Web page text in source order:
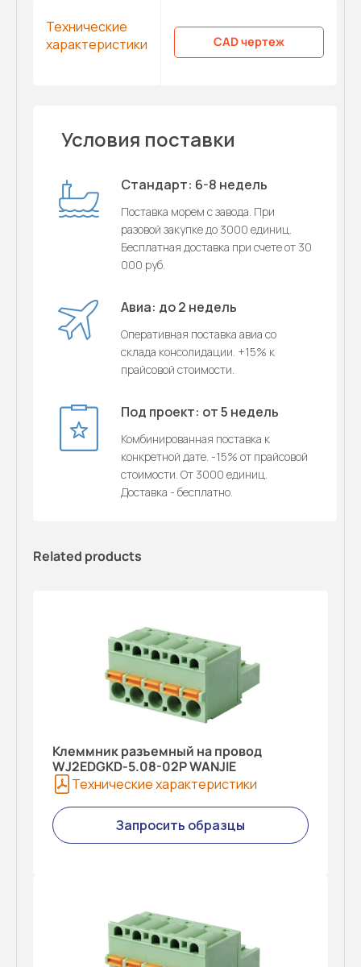
Технические
характеристики
CAD чертеж
Условия поставки
Стандарт: 6-8 недель
Поставка морем с завода. При
разовой закупке до 3000 единиц.
Бесплатная доставка при счете от 30
000 руб.
Авиа: до 2 недель
Оперативная поставка авиа со
склада консолидации. +15% к
прайсовой стоимости.
Под проект: от 5 недель
Комбинированная поставка к
конкретной дате. -15% от прайсовой
стоимости. От 3000 единиц.
Доставка - бесплатно.
Related products
Клеммник разъемный на провод
WJ2EDGKD-5.08-02P WANJIE
Технические характеристики
Запросить образцы